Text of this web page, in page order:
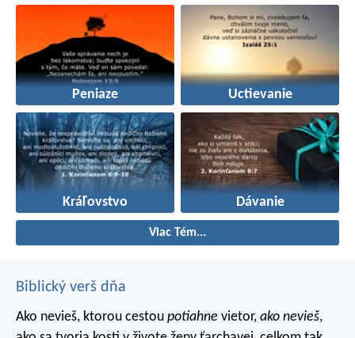
Peniaze Uctievanie
Kráľovstvo Dávanie
Viac Tém...
Biblický verš dňa
Ako nevieš, ktorou cestou potiahne vietor, ako nevieš,